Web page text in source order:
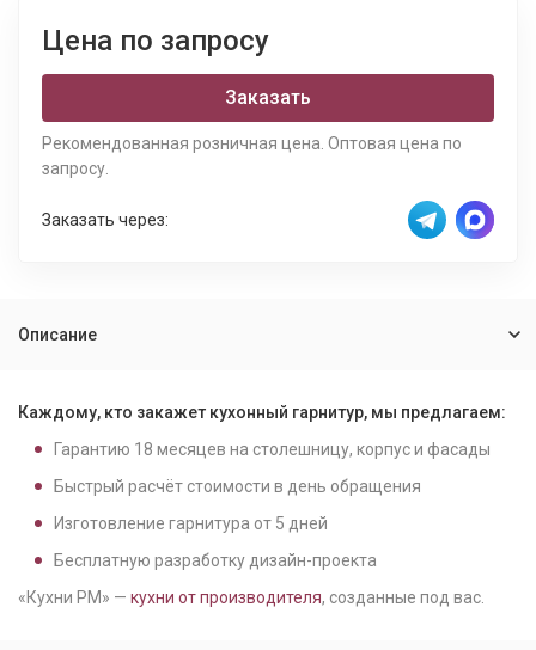
Цена по запросу
Заказать
Рекомендованная розничная цена. Оптовая цена по
запросу.
Заказать через:
Описание
Каждому, кто закажет кухонный гарнитур, мы предлагаем:
Гарантию 18 месяцев на столешницу, корпус и фасады
Быстрый расчёт стоимости в день обращения
Изготовление гарнитура от 5 дней
Бесплатную разработку дизайн-проекта
«Кухни РМ» — кухни от производителя, созданные под вас.